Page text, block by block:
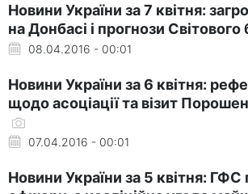
Новини України за 7 квітня:
на Донбасі і прогнози Світового
08.04.2016 - 00:01
Новини України за 6 квітня:
щодо асоціації та візит
07.04.2016 - 00:01
Новини України за 5 квітня: ГФС